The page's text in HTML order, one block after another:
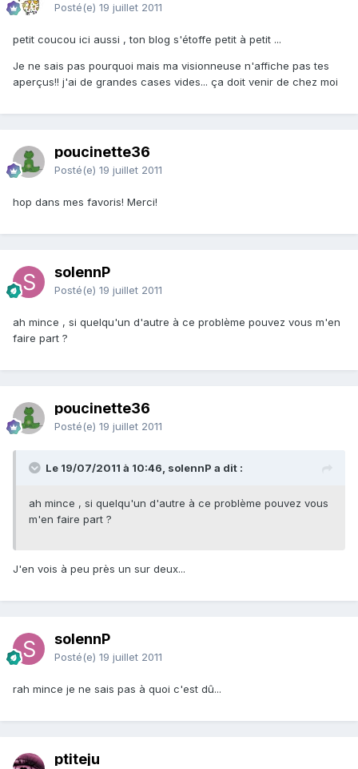
Posté(e) 19 juillet 2011
petit coucou ici aussi , ton blog s'étoffe petit à petit ...
Je ne sais pas pourquoi mais ma visionneuse n'affiche pas tes
aperçus!! j'ai de grandes cases vides... ça doit venir de chez moi
poucinette36
Posté(e) 19 juillet 2011
hop dans mes favoris! Merci!
solennP
Posté(e) 19 juillet 2011
ah mince , si quelqu'un d'autre à ce problème pouvez vous m'en
faire part ?
poucinette36
Posté(e) 19 juillet 2011
Le 19/07/2011 à 10:46, solennP a dit :
ah mince , si quelqu'un d'autre à ce problème pouvez vous
m'en faire part ?
J'en vois à peu près un sur deux...
solennP
Posté(e) 19 juillet 2011
rah mince je ne sais pas à quoi c'est dû...
ptiteju